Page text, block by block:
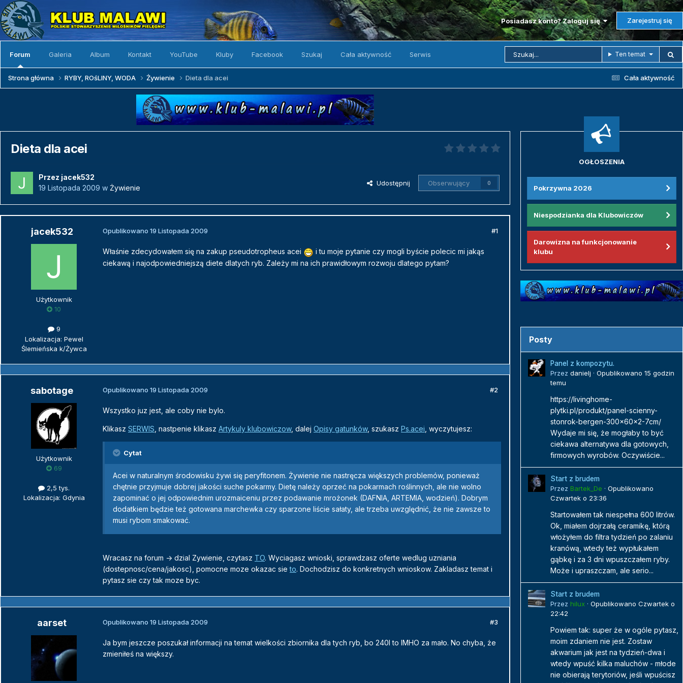
Posiadasz konto? Zaloguj się Zarejestruj się
Forum Galeria Album Kontakt YouTube Kluby Facebook Szukaj Cała aktywność Serwis Ten temat
Cała aktywność
Strona główna RYBY, ROśLINY, WODA Żywienie Dieta dla acei
Dieta dla acei
Przez jacek532
19 Listopada 2009 w Żywienie
Udostępnij Obserwujący 0
jacek532
Użytkownik
10
9
Lokalizacja: Pewel
Ślemieńska k/Żywca
#1
Opublikowano 19 Listopada 2009
Właśnie zdecydowałem się na zakup pseudotropheus acei
i tu moje pytanie czy mogli byście polecic mi jakąs
ciekawą i najodpowiedniejszą diete dlatych ryb. Zależy mi na ich prawidłowym rozwoju dlatego pytam?
sabotage
Użytkownik
69
2,5 tys.
Lokalizacja: Gdynia
#2
Opublikowano 19 Listopada 2009
Wszystko juz jest, ale coby nie bylo.
Klikasz SERWIS , nastpenie klikasz Artykuly klubowiczow, dalej Opisy gatunków, szukasz Ps.acei , wyczytujesz:
Cytat
Acei w naturalnym środowisku żywi się peryfitonem. Żywienie nie nastręcza większych problemów, ponieważ
chętnie przyjmuje dobrej jakości suche pokarmy. Dietę należy oprzeć na pokarmach roślinnych, ale nie wolno
zapominać o jej odpowiednim urozmaiceniu przez podawanie mrożonek (DAFNIA, ARTEMIA, wodzień). Dobrym
dodatkiem będzie też gotowana marchewka czy sparzone liście sałaty, ale trzeba uwzględnić, że nie zawsze to
musi rybom smakować.
Wracasz na forum -> dzial Zywienie, czytasz TO. Wyciagasz wnioski, sprawdzasz oferte wedlug uzniania
(dostepnosc/cena/jakosc), pomocne moze okazac sieto. Dochodzisz do konkretnych wnioskow. Zakladasz temat i
pytasz sie czy tak moze byc.
aarset #3
Opublikowano 19 Listopada 2009
Ja bym jeszcze poszukał informacji na temat wielkości zbiornika dla tych ryb, bo 240l to IMHO za mało. No chyba, że
zmieniłeś na większy.
OGŁOSZENIA
Pokrzywna 2026
Niespodzianka dla Klubowiczów
Darowizna na funkcjonowanie
klubu
Posty
Panel z kompozytu.
Przez danielj · Opublikowano 15 godzin
temu
https://livinghome-
plytki.pl/produkt/panel-scienny-
stonrok-bergen-300x60x2-7cm/
Wydaje mi się, że mogłaby to być
ciekawa alternatywa dla gotowych,
firmowych wyrobów. Oczywiście...
Start z brudem
Przez Bartek_De · Opublikowano
Czwartek o 23:36
Startowałem tak niespełna 600 litrów.
Ok, miałem dojrzałą ceramikę, którą
włożyłem do filtra tydzień po zalaniu
kranówą, wtedy też wypłukałem
gąbkę i za 3 dni wpuszczałem ryby.
Może i upraszczam, ale serio...
Start z brudem
Przez hilux · Opublikowano Czwartek o
22:42
Powiem tak: super że w ogóle pytasz,
moim zdaniem nie jest. Zostaw
akwarium jak jest na tydzień-dwa i
wtedy wpuść kilka maluchów - młode
nie obierają terytoriów, jeśli wpuścisz